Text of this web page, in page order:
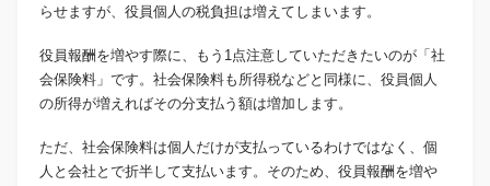
らせますが、役員個人の税負担は増えてしまいます。
役員報酬を増やす際に、もう1点注意していただきたいのが「社
会保険料」です。社会保険料も所得税などと同様に、役員個人
の所得が増えればその分支払う額は増加します。
ただ、社会保険料は個人だけが支払っているわけではなく、個
人と会社とで折半して支払います。そのため、役員報酬を増や